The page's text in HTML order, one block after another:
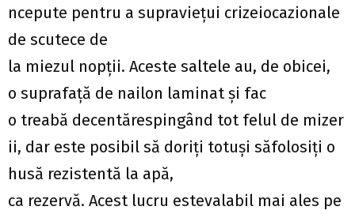
ncepute pentru a supraviețui crizeiocazionale
de scutece de
la miezul nopții. Aceste saltele au, de obicei,
o suprafață de nailon laminat și fac
o treabă decentărespingând tot felul de mizer
ii, dar este posibil să doriți totuși săfolosiți o
husă rezistentă la apă,
ca rezervă. Acest lucru estevalabil mai ales pe